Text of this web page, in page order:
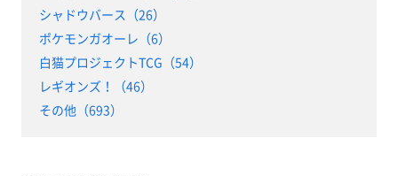
シャドウバース（26）
ポケモンガオーレ（6）
白猫プロジェクトTCG（54）
レギオンズ！（46）
その他（693）